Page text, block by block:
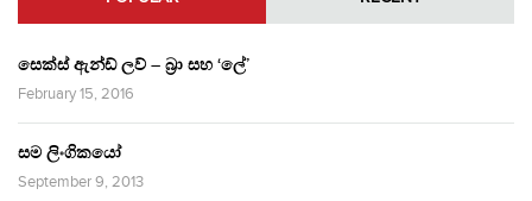
සෙක්ස් ඇන්ඩ් ලව් – බ්‍රා සහ ‘ලේ’
February 15, 2016
සම ලිංගිකයෝ
September 9, 2013